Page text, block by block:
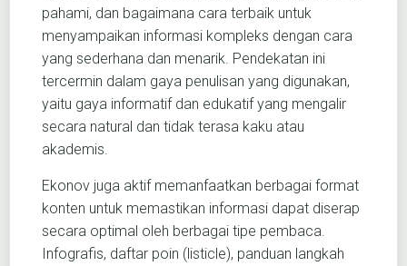
pahami, dan bagaimana cara terbaik untuk
menyampaikan informasi kompleks dengan cara
yang sederhana dan menarik. Pendekatan ini
tercermin dalam gaya penulisan yang digunakan,
yaitu gaya informatif dan edukatif yang mengalir
secara natural dan tidak terasa kaku atau
akademis.
Ekonov juga aktif memanfaatkan berbagai format
konten untuk memastikan informasi dapat diserap
secara optimal oleh berbagai tipe pembaca.
Infografis, daftar poin (listicle), panduan langkah